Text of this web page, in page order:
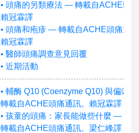
• 頭痛的另類療法 — 轉載自ACHE頭
賴冠霖譯
• 頭痛和疱疹 — 轉載自ACHE頭痛通
賴冠霖譯
• 醫師頭痛調查意見回覆
• 近期活動
• 輔酶 Q10 (Coenzyme Q10) 與偏頭
轉載自ACHE頭痛通訊。賴冠霖譯
• 孩童的頭痛：家長能做些什麼 —
轉載自ACHE頭痛通訊。梁仁峰譯